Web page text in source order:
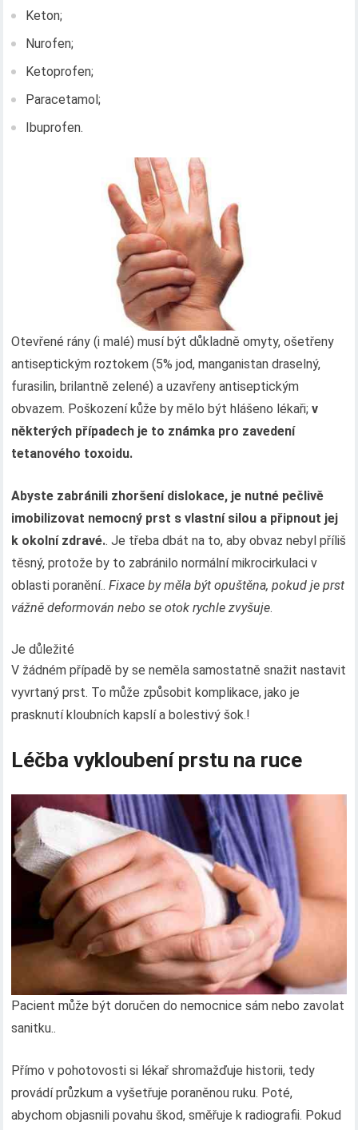
Keton;
Nurofen;
Ketoprofen;
Paracetamol;
Ibuprofen.
Otevřené rány (i malé) musí být důkladně omyty, ošetřeny
antiseptickým roztokem (5% jod, manganistan draselný,
furasilin, brilantně zelené) a uzavřeny antiseptickým
obvazem. Poškození kůže by mělo být hlášeno lékaři;v
některých případech je to známka pro zavedení
tetanového toxoidu.
Abyste zabránili zhoršení dislokace, je nutné pečlivě
imobilizovat nemocný prst s vlastní silou a připnout jej
k okolní zdravé.. Je třeba dbát na to, aby obvaz nebyl příliš
těsný, protože by to zabránilo normální mikrocirkulaci v
oblasti poranění..Fixace by měla být opuštěna, pokud je prst
vážně deformován nebo se otok rychle zvyšuje.
Je důležité
V žádném případě by se neměla samostatně snažit nastavit
vyvrtaný prst. To může způsobit komplikace, jako je
prasknutí kloubních kapslí a bolestivý šok.!
Léčba vykloubení prstu na ruce
Pacient může být doručen do nemocnice sám nebo zavolat
sanitku..
Přímo v pohotovosti si lékař shromažďuje historii, tedy
provádí průzkum a vyšetřuje poraněnou ruku. Poté,
abychom objasnili povahu škod, směřuje k radiografii. Pokud